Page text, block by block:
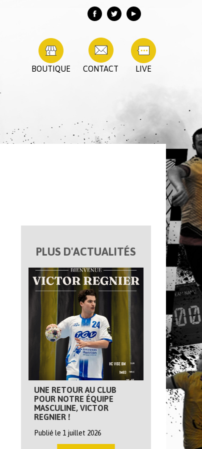
LIVE
CONTACT
BOUTIQUE
PLUS D'ACTUALITÉS
UNE RETOUR AU CLUB
POUR NOTRE ÉQUIPE
MASCULINE, VICTOR
REGNIER !
Publié le 1 juillet 2026